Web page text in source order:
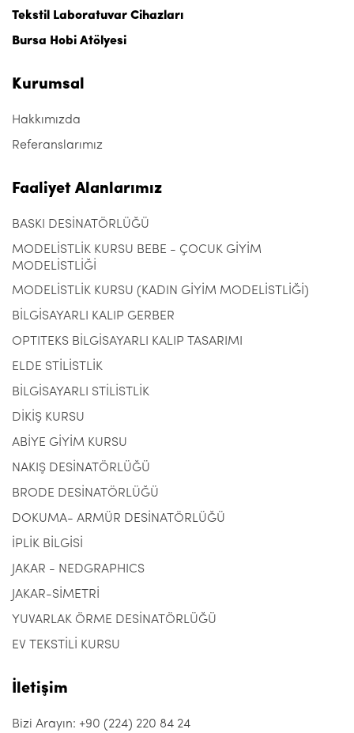
Tekstil Laboratuvar Cihazları
Bursa Hobi Atölyesi
Kurumsal
Hakkımızda
Referanslarımız
Faaliyet Alanlarımız
BASKI DESİNATÖRLÜĞÜ
MODELİSTLİK KURSU BEBE - ÇOCUK GİYİM
MODELİSTLİĞİ
MODELİSTLİK KURSU (KADIN GİYİM MODELİSTLİĞİ)
BİLGİSAYARLI KALIP GERBER
OPTITEKS BİLGİSAYARLI KALIP TASARIMI
ELDE STİLİSTLİK
BİLGİSAYARLI STİLİSTLİK
DİKİŞ KURSU
ABİYE GİYİM KURSU
NAKIŞ DESİNATÖRLÜĞÜ
BRODE DESİNATÖRLÜĞÜ
DOKUMA- ARMÜR DESİNATÖRLÜĞÜ
İPLİK BİLGİSİ
JAKAR - NEDGRAPHICS
JAKAR-SİMETRİ
YUVARLAK ÖRME DESİNATÖRLÜĞÜ
EV TEKSTİLİ KURSU
İletişim
Bizi Arayın: +90 (224) 220 84 24